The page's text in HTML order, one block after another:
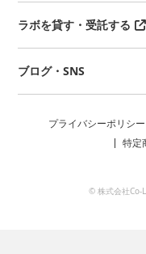
ラボを貸す・受託する
ブログ・SNS
プライバシーポリシー
特定
© 株式会社Co-